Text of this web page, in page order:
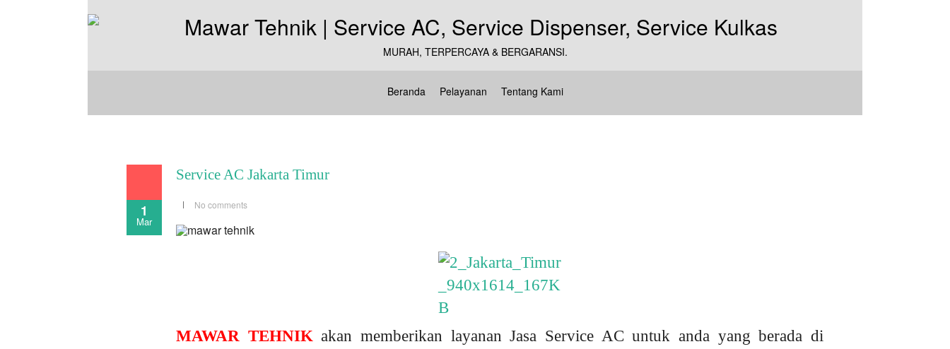
MURAH, TERPERCAYA & BERGARANSI.
Beranda Pelayanan Tentang Kami
1
Mar
Service AC Jakarta Timur
No comments
MAWAR TEHNIKakan memberikan layanan Jasa Service AC untuk anda yang berada di